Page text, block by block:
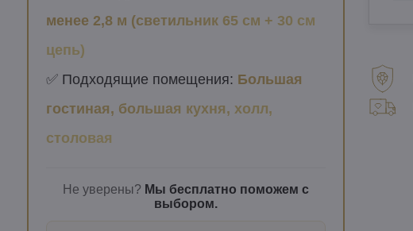
менее 2,8 м (светильник 65 см + 30 см
цепь)
✅ Подходящие помещения: Большая
гостиная, большая кухня, холл,
столовая
Не уверены? Мы бесплатно поможем с
выбором.